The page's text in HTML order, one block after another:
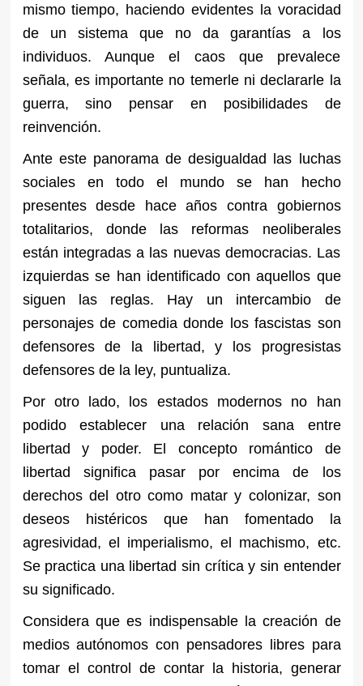
mismo tiempo, haciendo evidentes la voracidad
de un sistema que no da garantías a los
individuos. Aunque el caos que prevalece
señala, es importante no temerle ni declararle la
guerra, sino pensar en posibilidades de
reinvención.
Ante este panorama de desigualdad las luchas
sociales en todo el mundo se han hecho
presentes desde hace años contra gobiernos
totalitarios, donde las reformas neoliberales
están integradas a las nuevas democracias. Las
izquierdas se han identificado con aquellos que
siguen las reglas. Hay un intercambio de
personajes de comedia donde los fascistas son
defensores de la libertad, y los progresistas
defensores de la ley, puntualiza.
Por otro lado, los estados modernos no han
podido establecer una relación sana entre
libertad y poder. El concepto romántico de
libertad significa pasar por encima de los
derechos del otro como matar y colonizar, son
deseos histéricos que han fomentado la
agresividad, el imperialismo, el machismo, etc.
Se practica una libertad sin crítica y sin entender
su significado.
Considera que es indispensable la creación de
medios autónomos con pensadores libres para
tomar el control de contar la historia, generar